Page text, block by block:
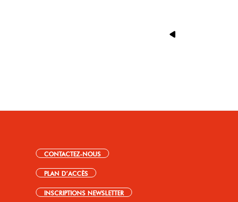
CONTACTEZ-NOUS
PLAN D’ACCÈS
INSCRIPTIONS NEWSLETTER